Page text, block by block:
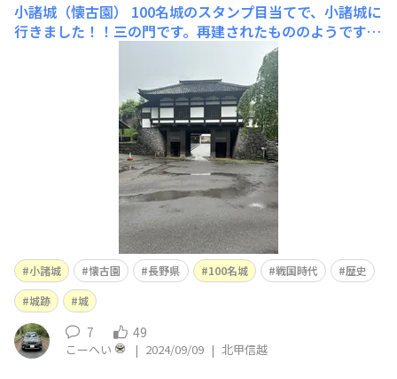
小諸城（懐古園）
100名城のスタンプ目当てで、小諸城に
行きました！！三の門です。再建されたもののようです
が、なかなか立派ですね。 徳川秀忠が腰かけたとされる
石です。上田城攻めで小諸城を本陣としたとか。真田家に
コテンパンにやられたので、、どういう気持ちだったの
か。。 大手門のほうに行く
小諸城 懐古園 長野県 100名城 戦国時代
歴史
城跡
城
7 49
こーへい | 2024/09/09 | 北甲信越